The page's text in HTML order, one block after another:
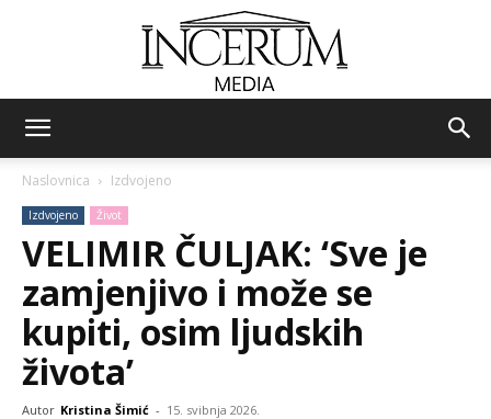
media
Naslovnica Izdvojeno
Izdvojeno Život
VELIMIR ČULJAK: ‘Sve je
zamjenjivo i može se
kupiti, osim ljudskih
života’
Autor Kristina Šimić - 15. svibnja 2026.